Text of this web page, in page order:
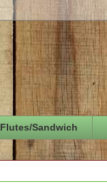
Flutes/Sandwich